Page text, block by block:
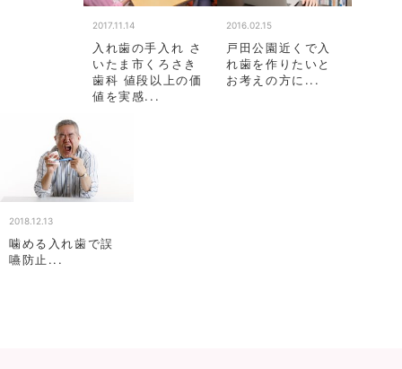
2017.11.14
入れ歯の手入れ さ
いたま市くろさき
歯科 値段以上の価
値を実感...
2016.02.15
戸田公園近くで入
れ歯を作りたいと
お考えの方に...
2018.12.13
噛める入れ歯で誤
嚥防止...